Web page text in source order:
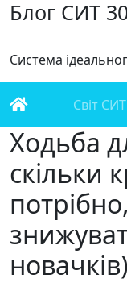
Блог СИТ
Система
Світ
Ходьба
скільки
новачків)